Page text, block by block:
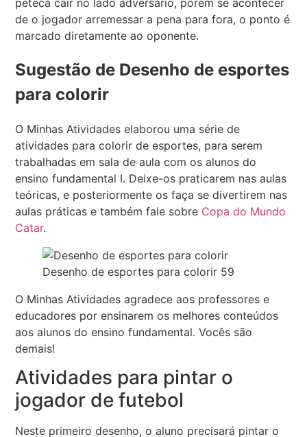
peteca cair no lado adversário, porém se acontecer
de o jogador arremessar a pena para fora, o ponto é
marcado diretamente ao oponente.
Sugestão de Desenho de esportes
para colorir
O Minhas Atividades elaborou uma série de
atividades para colorir de esportes, para serem
trabalhadas em sala de aula com os alunos do
ensino fundamental I. Deixe-os praticarem nas aulas
teóricas, e posteriormente os faça se divertirem nas
aulas práticas e também fale sobre Copa do Mundo
Catar.
Desenho de esportes para colorir 59
O Minhas Atividades agradece aos professores e
educadores por ensinarem os melhores conteúdos
aos alunos do ensino fundamental. Vocês são
demais!
Atividades para pintar o
jogador de futebol
Neste primeiro desenho, o aluno precisará pintar o